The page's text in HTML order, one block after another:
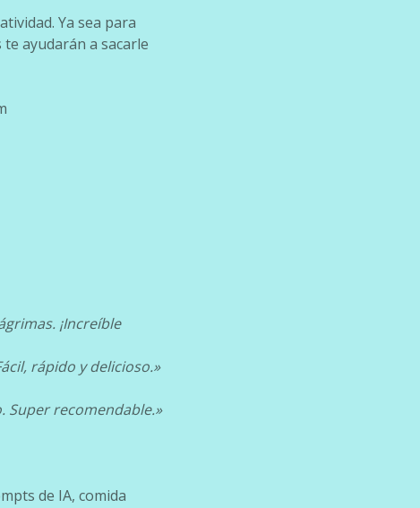
Ya sea para
ayudarán a sacarle
¡Increíble
rápido y delicioso.»
Super recomendable.»
de IA, comida